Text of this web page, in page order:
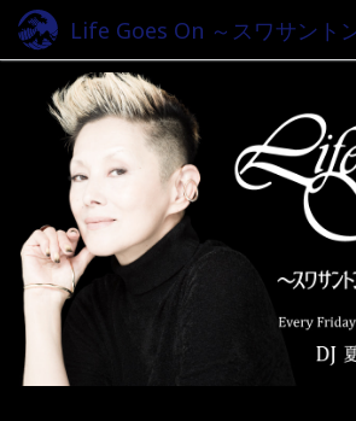
Life Goes On ～スワサント